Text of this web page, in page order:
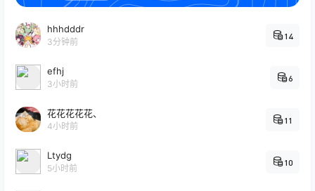
hhhdddr
3分钟前
14
efhj
3小时前
6
花花花花花、
4小时前
11
Ltydg
5小时前
10